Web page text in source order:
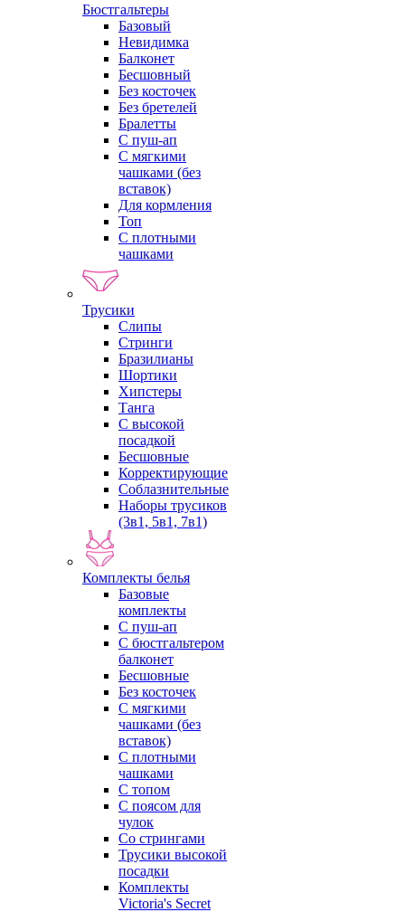
Бюстгальтеры
Базовый
Невидимка
Балконет
Бесшовный
Без косточек
Без бретелей
Бралетты
С пуш-ап
С мягкими
чашками (без
вставок)
Для кормления
Топ
С плотными
чашками
Трусики
Слипы
Стринги
Бразилианы
Шортики
Хипстеры
Танга
С высокой
посадкой
Бесшовные
Корректирующие
Соблазнительные
Наборы трусиков
(3в1, 5в1, 7в1)
Комплекты белья
Базовые
комплекты
С пуш-ап
С бюстгальтером
балконет
Бесшовные
Без косточек
С мягкими
чашками (без
вставок)
С плотными
чашками
С топом
С поясом для
чулок
Со стрингами
Трусики высокой
посадки
Комплекты
Victoria's Secret